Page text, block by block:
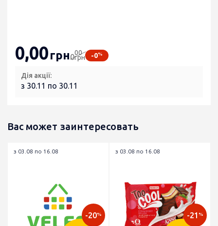
0,00грн000
грн -0%
Дія акції:
з 30.11 по 30.11
Вас может заинтересовать
з 03.08 по 16.08
-20%
з 03.08 по 16.08
-21 %